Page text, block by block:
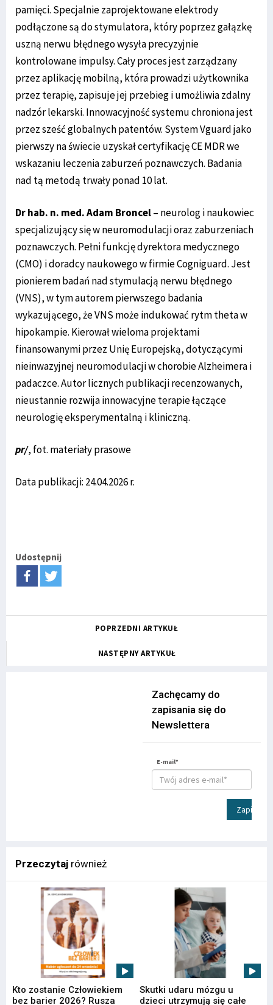
pamięci. Specjalnie zaprojektowane elektrody
podłączone są do stymulatora, który poprzez gałązkę
uszną nerwu błędnego wysyła precyzyjnie
kontrolowane impulsy. Cały proces jest zarządzany
przez aplikację mobilną, która prowadzi użytkownika
przez terapię, zapisuje jej przebieg i umożliwia zdalny
nadzór lekarski. Innowacyjność systemu chroniona jest
przez sześć globalnych patentów. System Vguard jako
pierwszy na świecie uzyskał certyfikację CE MDR we
wskazaniu leczenia zaburzeń poznawczych. Badania
nad tą metodą trwały ponad 10 lat.
Dr hab. n. med. Adam Broncel– neurolog i naukowiec
specjalizujący się w neuromodulacji oraz zaburzeniach
poznawczych. Pełni funkcję dyrektora medycznego
(CMO) i doradcy naukowego w firmie Cogniguard. Jest
pionierem badań nad stymulacją nerwu błędnego
(VNS), w tym autorem pierwszego badania
wykazującego, że VNS może indukować rytm theta w
hipokampie. Kierował wieloma projektami
finansowanymi przez Unię Europejską, dotyczącymi
nieinwazyjnej neuromodulacji w chorobie Alzheimera i
padaczce. Autor licznych publikacji recenzowanych,
nieustannie rozwija innowacyjne terapie łączące
neurologię eksperymentalną i kliniczną.
pr/, fot. materiały prasowe
Data publikacji: 24.04.2026 r.
Udostępnij
POPRZEDNI ARTYKUŁ
NASTĘPNY ARTYKUŁ
Zachęcamy do
zapisania się do
Newslettera
E-mail*
Zapisz
Przeczytaj również
Kto zostanie Człowiekiem
bez barier 2026? Rusza
Skutki udaru mózgu u
dzieci utrzymują się całe